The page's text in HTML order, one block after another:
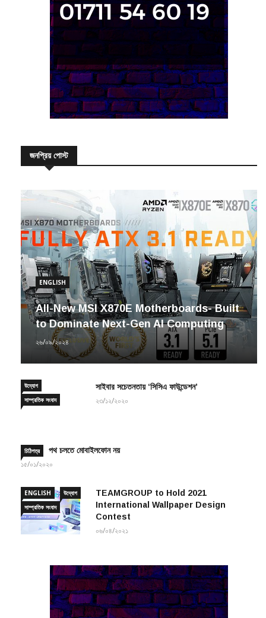
জনপ্রিয় পোস্ট
ENGLISH
All-New MSI X870E Motherboards- Built
to Dominate Next-Gen AI Computing
২৬/০৯/২০২৪
উদ্যোগ
সাম্প্রতিক সংবাদ
সাইবার সচেতনতায় ‘সিসিএ ফাউন্ডেশন’
২৩/১২/২০২০
চিঠিপত্র পথ চলতে মোবাইলফোন নয়
১৫/০১/২০২০
ENGLISH
উদ্যোগ
সাম্প্রতিক সংবাদ
TEAMGROUP to Hold 2021
International Wallpaper Design
Contest
০৬/০৪/২০২১